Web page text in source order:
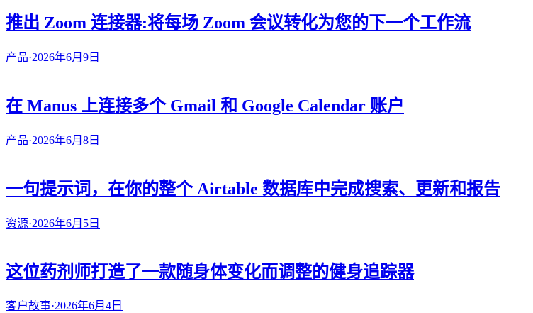
推出 Zoom 连接器:将每场 Zoom 会议转化为您的下一个工作流
产品·2026年6月9日
在 Manus 上连接多个 Gmail 和 Google Calendar 账户
产品·2026年6月8日
一句提示词，在你的整个 Airtable 数据库中完成搜索、更新和报告
资源·2026年6月5日
这位药剂师打造了一款随身体变化而调整的健身追踪器
客户故事·2026年6月4日